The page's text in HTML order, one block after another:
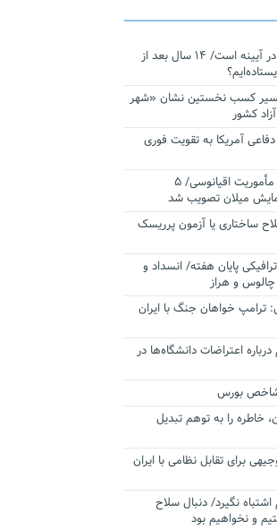
نجات‌دهنده‌ همچنان در آیینه است/ ۱۴ سال بعد از
کسب نخستین نشان «شهر
کشور
آمریکا به تقویت فوری
اقتدار ناوگروه ۱۰۳ در مأموریت‌ اقیانوسی/ ۵
میلان تصویب شد
ساختاری یا آزمون پرریسک
پایان هفته/ انسداد و
و هراز
ترامپ خواهان جنگ با ایران
اعتراضات دانشگاه‌ها در
خاطره را به توهم تبدیل
برای تقابل نظامی با ایران
نگیرد/ دنبال سلاح
و نخواهیم بود